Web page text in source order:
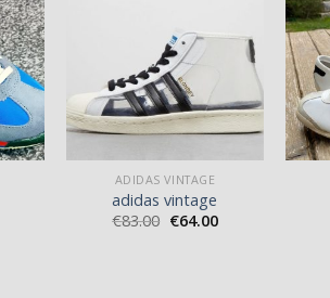
ADIDAS VINTAGE
adidas vintage
€83.00 €64.00